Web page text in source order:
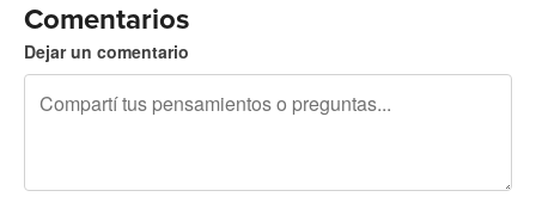
Comentarios
Dejar un comentario